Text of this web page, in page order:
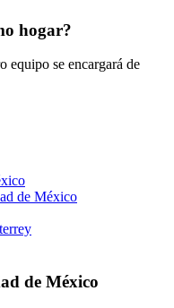
hogar?
equipo se encargará de
de México
de México